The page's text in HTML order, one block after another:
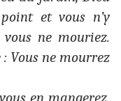
et vous n’y
ne mouriez.
Vous ne mourrez
en mangerez,